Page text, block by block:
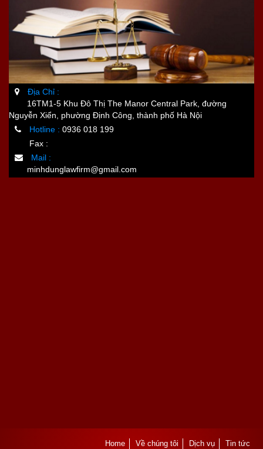
Địa Chỉ :
16TM1-5 Khu Đô Thị The Manor Central Park, đường
Nguyễn Xiển, phường Định Công, thành phố Hà Nội
Hotline : 0936 018 199
Fax :
Mail :
minhdunglawfirm@gmail.com
Home Về chúng tôi Dịch vụ Tin tức